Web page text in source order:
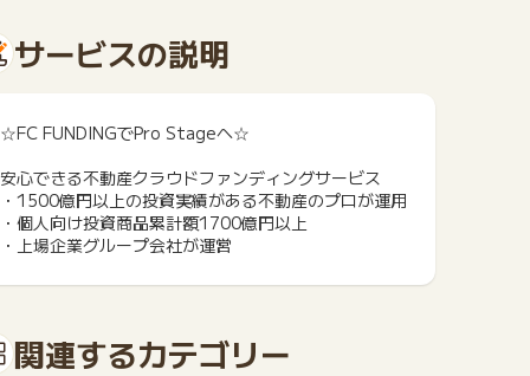
サービスの説明
☆FC FUNDINGでPro Stageへ☆
安心できる不動産クラウドファンディングサービス
・1500億円以上の投資実績がある不動産のプロが運用
・個人向け投資商品累計額1700億円以上
・上場企業グループ会社が運営
関連するカテゴリー